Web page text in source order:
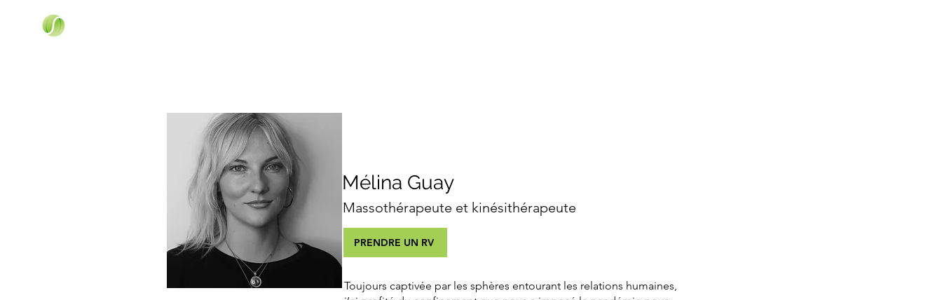
Mélina Guay
Massothérapeute et kinésithérapeute
PRENDRE UN RV
Toujours captivée par les sphères entourant les relations humaines,